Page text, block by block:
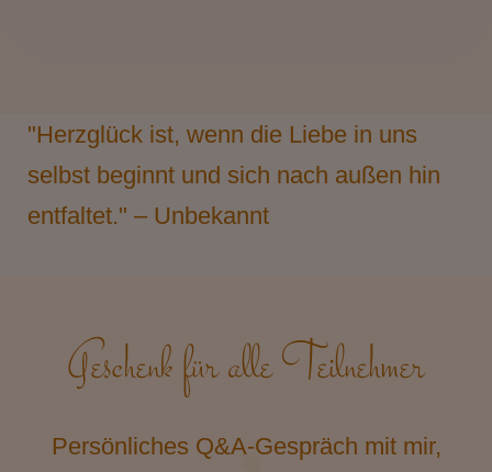
"Herzglück ist, wenn die Liebe in uns
selbst beginnt und sich nach außen hin
entfaltet." – Unbekannt
Geschenk für alle Teilnehmer
Persönliches Q&A-Gespräch mit mir,